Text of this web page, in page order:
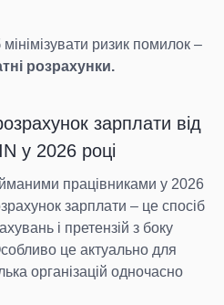
ризик помилок –
розрахунки.
зарплати від
у 2026 році
працівниками у 2026
зарплати – це спосіб
і претензій з боку
це актуально для
організацій одночасно